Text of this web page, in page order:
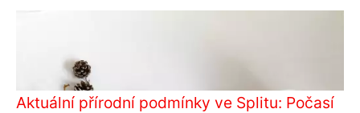
Aktuální přírodní podmínky ve Splitu: Počasí